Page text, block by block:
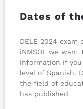
Dates of
DELE 2024 exam
iNMSOL we
information if
level of Spanish.
the field of
has published